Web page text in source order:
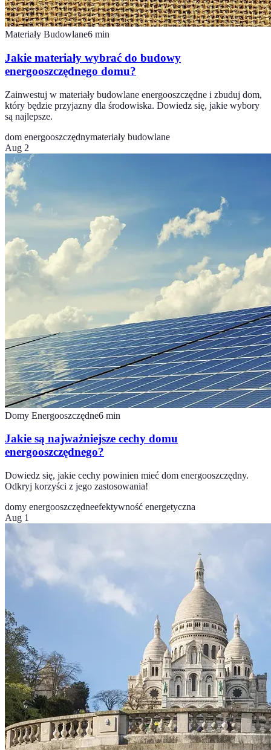
Materiały Budowlane6 min
Jakie materiały wybrać do budowy
energooszczędnego domu?
Zainwestuj w materiały budowlane energooszczędne i zbuduj dom,
który będzie przyjazny dla środowiska. Dowiedz się, jakie wybory
są najlepsze.
dom energooszczędnymateriały budowlane
Aug 2
Domy Energooszczędne6 min
Jakie są najważniejsze cechy domu
energooszczędnego?
Dowiedz się, jakie cechy powinien mieć dom energooszczędny.
Odkryj korzyści z jego zastosowania!
domy energooszczędneefektywność energetyczna
Aug 1